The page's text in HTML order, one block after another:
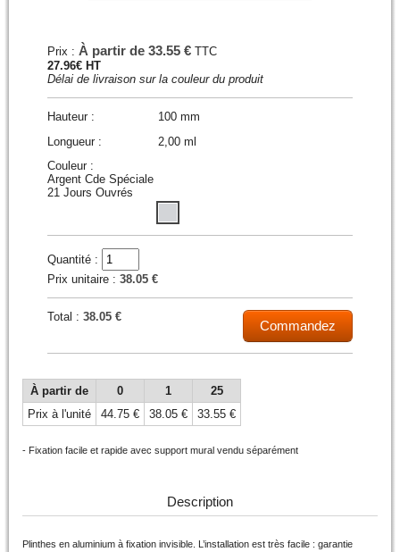
Prix : À partir de 33.55 € TTC
27.96€HT
Délai de livraison sur la couleur du produit
Hauteur :
100 mm
Longueur :
2,00 ml
Couleur :
Argent Cde Spéciale
21 Jours Ouvrés
Quantité :
Prix unitaire : 38.05 €
Commandez
Total : 38.05 €
À partir de 0 1
25
Prix à l'unité
44.75 € 38.05 € 33.55 €
- Fixation facile et rapide avec support mural vendu séparément
Description
Plinthes en aluminium à fixation invisible. L’installation est très facile : garantie